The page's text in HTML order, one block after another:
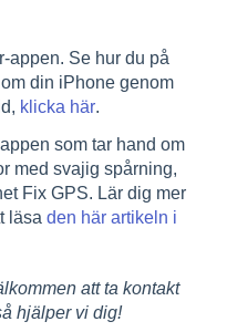
appen. Se hur du på
din iPhone genom
klicka här.
som tar hand om
med svajig spårning,
Fix GPS. Lär dig mer
läsa den här artikeln i
att ta kontakt
hjälper vi dig!